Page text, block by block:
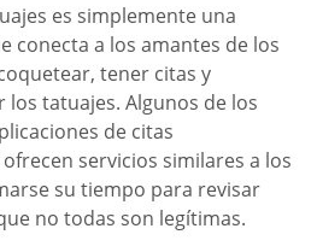
es simplemente una
conecta a los amantes de los
tener citas y
tatuajes. Algunos de los
de citas
servicios similares a los
su tiempo para revisar
no todas son legítimas.